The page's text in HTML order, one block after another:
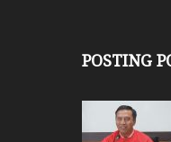
POSTING